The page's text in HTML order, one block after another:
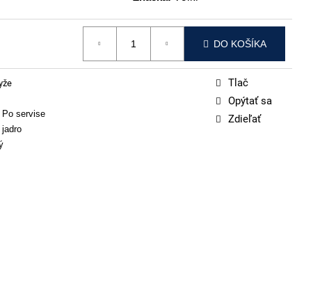
DO KOŠÍKA
Po servise
jadro
Tlač
Opýtať sa
Zdieľať